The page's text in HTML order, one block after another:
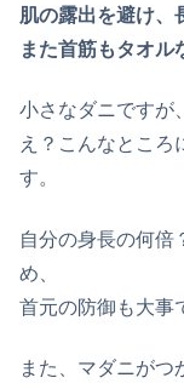
肌の露出を避け、
また首筋もタオル
小さなダニですが
え？こんなところ
す。
自分の身長の何倍
め、
首元の防御も大事
また、マダニがつ